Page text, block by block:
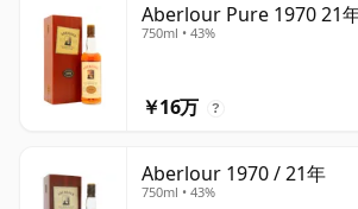
Aberlour Pure 1970 21
750ml • 43%
￥16万 ?
Aberlour 1970 / 21年
750ml • 43%